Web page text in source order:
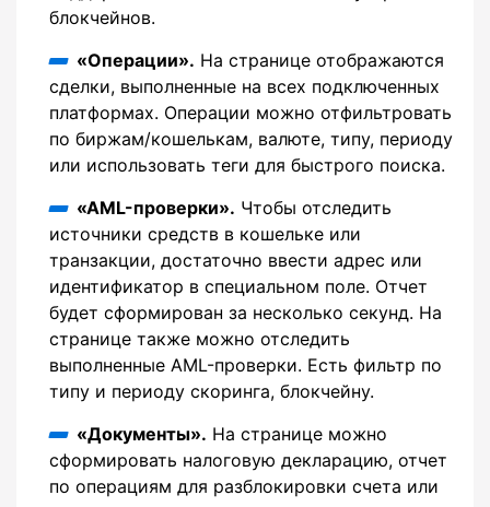
блокчейнов.
«Операции». На странице отображаются
сделки, выполненные на всех подключенных
платформах. Операции можно отфильтровать
по биржам/кошелькам, валюте, типу, периоду
или использовать теги для быстрого поиска.
«AML-проверки». Чтобы отследить
источники средств в кошельке или
транзакции, достаточно ввести адрес или
идентификатор в специальном поле. Отчет
будет сформирован за несколько секунд. На
странице также можно отследить
выполненные AML-проверки. Есть фильтр по
типу и периоду скоринга, блокчейну.
«Документы». На странице можно
сформировать налоговую декларацию, отчет
по операциям для разблокировки счета или